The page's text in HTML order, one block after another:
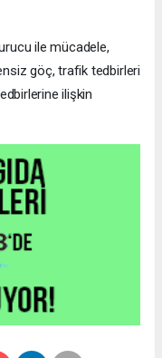
ile mücadele,
göç, trafik tedbirleri
ilişkin